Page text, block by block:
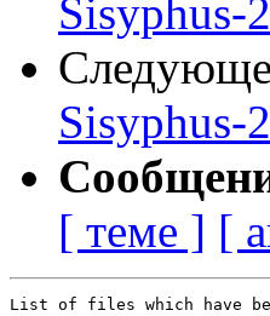
Sisyphus-
Sisyphus-
[ теме ] [
List of files which have